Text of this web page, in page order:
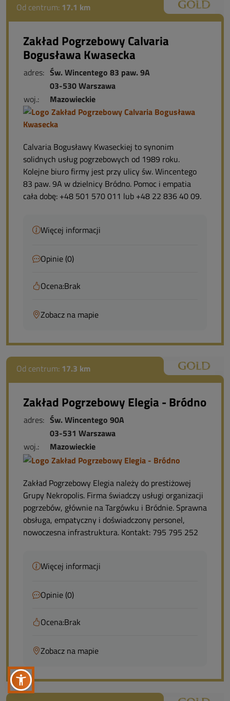
Od centrum: 17.1 km
Zakład Pogrzebowy Calvaria
Bogusława Kwasecka
adres: Św. Wincentego 83 paw. 9A
03-530 Warszawa
woj.:
Mazowieckie
Calvaria Bogusławy Kwaseckiej to synonim
solidnych usług pogrzebowych od 1989 roku.
Kolejne biuro firmy jest przy ulicy św. Wincentego
83 paw. 9A w dzielnicy Bródno. Pomoc i empatia
cała dobę: +48 501 570 011 lub +48 22 836 40 09.
Więcej informacji
Opinie (0)
Ocena:Brak
Zobacz na mapie
Od centrum: 17.3 km
Zakład Pogrzebowy Elegia - Bródno
adres: Św. Wincentego 90A
03-531 Warszawa
woj.:
Mazowieckie
Zakład Pogrzebowy Elegia należy do prestiżowej
Grupy Nekropolis. Firma świadczy usługi organizacji
pogrzebów, głównie na Targówku i Bródnie. Sprawna
obsługa, empatyczny i doświadczony personel,
nowoczesna infrastruktura. Kontakt: 795 795 252
Więcej informacji
Opinie (0)
Ocena:Brak
Zobacz na mapie